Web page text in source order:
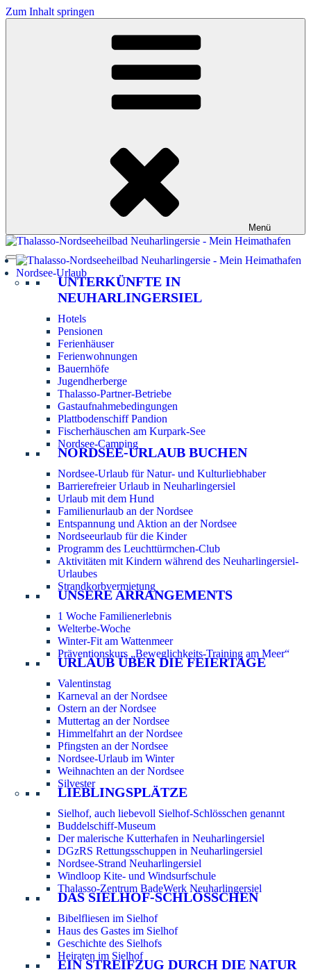
Zum Inhalt springen
Menü
Nordsee-Urlaub
UNTERKÜNFTE IN
NEUHARLINGERSIEL
Hotels
Pensionen
Ferienhäuser
Ferienwohnungen
Bauernhöfe
Jugendherberge
Thalasso-Partner-Betriebe
Gastaufnahmebedingungen
Plattbodenschiff Pandion
Fischerhäuschen am Kurpark-See
Nordsee-Camping
NORDSEE-URLAUB BUCHEN
Nordsee-Urlaub für Natur- und Kulturliebhaber
Barrierefreier Urlaub in Neuharlingersiel
Urlaub mit dem Hund
Familienurlaub an der Nordsee
Entspannung und Aktion an der Nordsee
Nordseeurlaub für die Kinder
Programm des Leuchttürmchen-Club
Aktivitäten mit Kindern während des Neuharlingersiel-
Urlaubes
Strandkorbvermietung
UNSERE ARRANGEMENTS
1 Woche Familienerlebnis
Welterbe-Woche
Winter-Fit am Wattenmeer
Präventionskurs „Beweglichkeits-Training am Meer“
URLAUB ÜBER DIE FEIERTAGE
Valentinstag
Karneval an der Nordsee
Ostern an der Nordsee
Muttertag an der Nordsee
Himmelfahrt an der Nordsee
Pfingsten an der Nordsee
Nordsee-Urlaub im Winter
Weihnachten an der Nordsee
Silvester
LIEBLINGSPLÄTZE
Sielhof, auch liebevoll Sielhof-Schlösschen genannt
Buddelschiff-Museum
Der malerische Kutterhafen in Neuharlingersiel
DGzRS Rettungsschuppen in Neuharlingersiel
Nordsee-Strand Neuharlingersiel
Windloop Kite- und Windsurfschule
Thalasso-Zentrum BadeWerk Neuharlingersiel
DAS SIELHOF-SCHLÖSSCHEN
Bibelfliesen im Sielhof
Haus des Gastes im Sielhof
Geschichte des Sielhofs
Heiraten im Sielhof
EIN STREIFZUG DURCH DIE NATUR